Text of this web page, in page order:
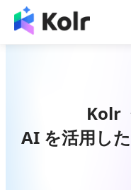
Kolr
AI を活用し